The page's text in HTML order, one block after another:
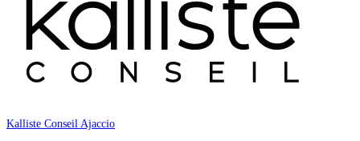
Kalliste Conseil Ajaccio